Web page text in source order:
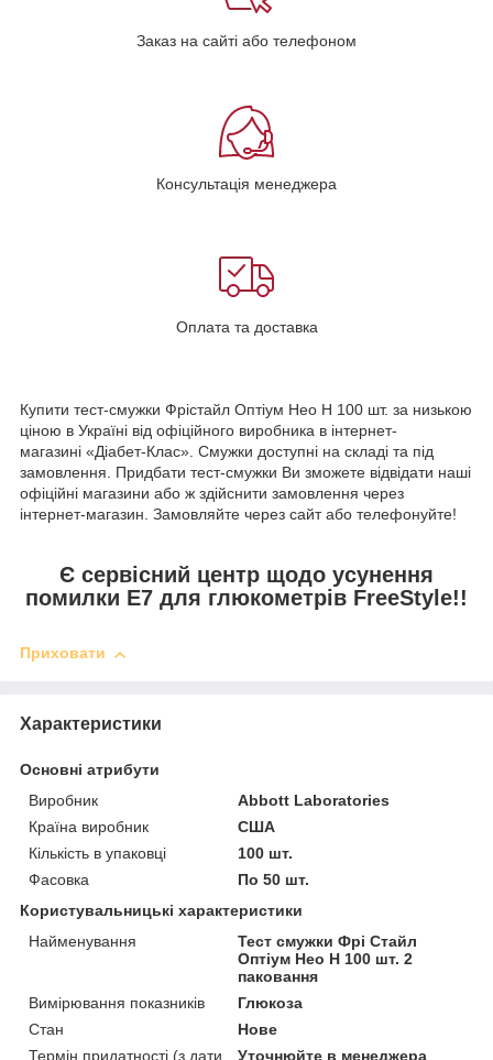
Заказ на сайті або телефоном
Консультація менеджера
Оплата та доставка
Купити тест-смужки Фрістайл Оптіум Нео Н 100 шт. за низькою
ціною в Україні від офіційного виробника в інтернет-
магазині «Діабет-Клас». Смужки доступні на складі та під
замовлення. Придбати тест-смужки Ви зможете відвідати наші
офіційні магазини або ж здійснити замовлення через
інтернет-магазин. Замовляйте через сайт або телефонуйте!
Є сервісний центр щодо усунення
помилки E7 для глюкометрів FreeStyle!!
Приховати
Характеристики
Основні атрибути
Виробник
Abbott Laboratories
Країна виробник
США
Кількість в упаковці
100 шт.
Фасовка
По 50 шт.
Користувальницькі характеристики
Найменування
Тест смужки Фрі Стайл
Оптіум Нео Н 100 шт. 2
паковання
Вимірювання показників
Глюкоза
Стан
Нове
Термін придатності (з дати
Уточнюйте в менеджера